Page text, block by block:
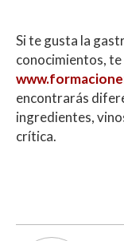
Si te gusta la
conocimientos,
encontrarás
ingredientes,
crítica.